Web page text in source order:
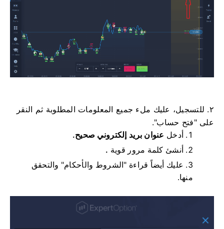
٢. للتسجيل، عليك ملء جميع المعلومات المطلوبة ثم النقر
على "فتح حساب".
أدخل عنوان بريد إلكتروني صحيح.
أنشئ كلمة مرور قوية .
عليك أيضاً قراءة "الشروط والأحكام" والتحقق
منها.